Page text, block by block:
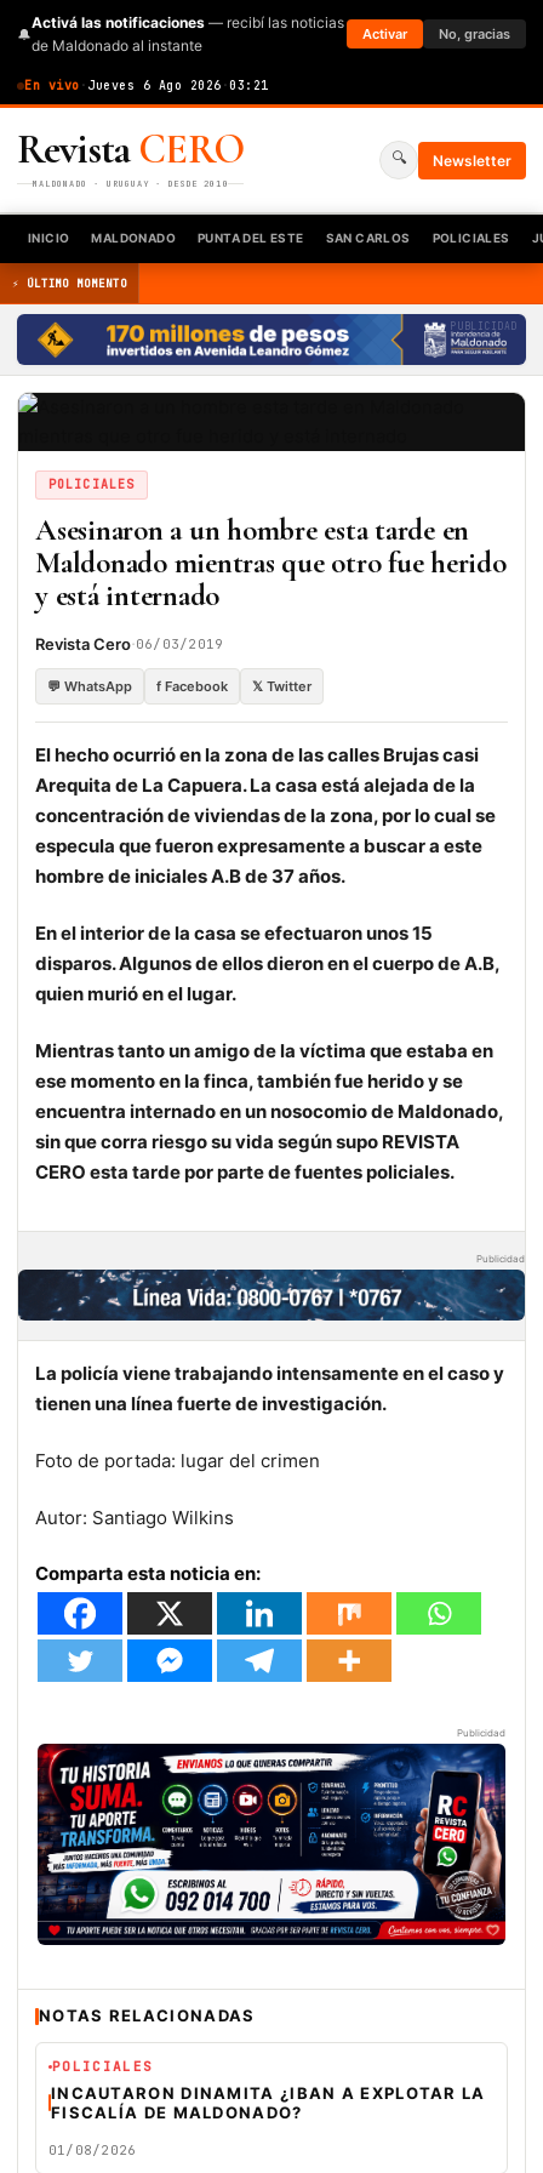
🔔
Activá las notificaciones — recibí las noticias
de Maldonado al instante
Activar No, gracias
En vivo · Jueves 6 Ago 2026 ·03:21
RevistaCERO
MALDONADO · URUGUAY · DESDE 2010
🔍 Newsletter
INICIO MALDONADO PUNTA DEL ESTE SAN CARLOS POLICIALES
⚡ ÚLTIMO MOMENTO
PUBLICIDAD
POLICIALES
Asesinaron a un hombre esta tarde en
Maldonado mientras que otro fue herido
y está internado
Revista Cero·06/03/2019
💬 WhatsApp f Facebook 𝕏 Twitter
El hecho ocurrió en la zona de las calles Brujas casi
Arequita de La Capuera. La casa está alejada de la
concentración de viviendas de la zona, por lo cual se
especula que fueron expresamente a buscar a este
hombre de iniciales A.B de 37 años.
En el interior de la casa se efectuaron unos 15
disparos. Algunos de ellos dieron en el cuerpo de A.B,
quien murió en el lugar.
Mientras tanto un amigo de la víctima que estaba en
ese momento en la finca, también fue herido y se
encuentra internado en un nosocomio de Maldonado,
sin que corra riesgo su vida según supo REVISTA
CERO esta tarde por parte de fuentes policiales.
Publicidad
La policía viene trabajando intensamente en el caso y
tienen una línea fuerte de investigación.
Foto de portada: lugar del crimen
Autor: Santiago Wilkins
Comparta esta noticia en:
Publicidad
NOTAS RELACIONADAS
POLICIALES
INCAUTARON DINAMITA ¿IBAN A EXPLOTAR LA
FISCALÍA DE MALDONADO?
01/08/2026